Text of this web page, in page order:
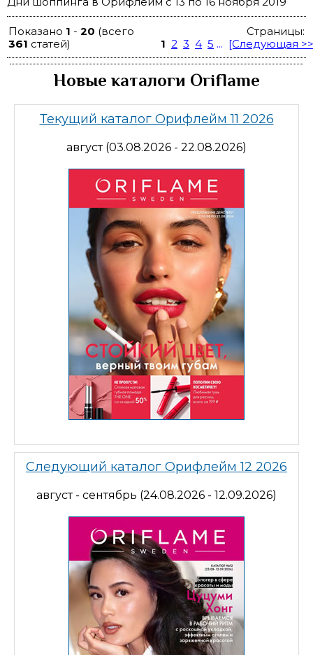
Показано 1 - 20 (всего
361 статей)
Страницы:
1 2 3 4 5 ... [Следующая
Новые каталоги Oriflame
Текущий каталог Орифлейм 11 2026
август (03.08.2026 - 22.08.2026)
Следующий каталог Орифлейм 12 2026
август - сентябрь (24.08.2026 - 12.09.2026)